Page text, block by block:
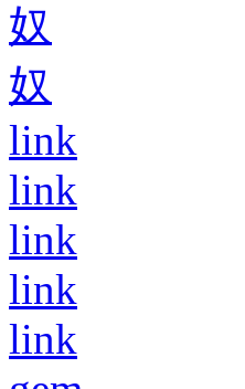
奴
奴
link
link
link
link
link